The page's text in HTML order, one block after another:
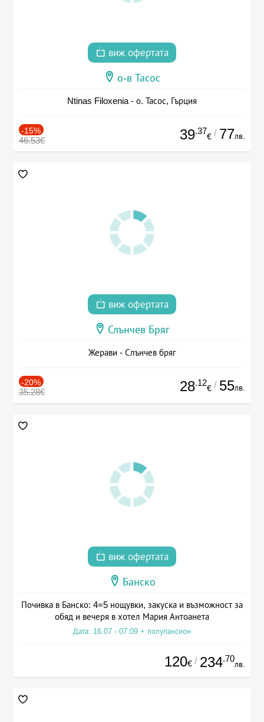
виж офертата
о-в Тасос
Ntinas Filoxenia - о. Тасос, Гърция
-15%
46.53€ 39.37
€ / 77лв.
виж офертата
Слънчев Бряг
Жерави - Слънчев бряг
-20%
35.28€ 28.12
€ / 55лв.
виж офертата
Банско
Почивка в Банско: 4=5 нощувки, закуска и възможност за
обяд и вечеря в хотел Мария Антоанета
Дата: 16.07 - 07.09 + полупансион
120€ / 234.70
лв.